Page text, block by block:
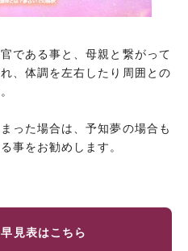
である事と、母親と繋がって
、体調を左右したり周囲との
った場合は、予知夢の場合も
事をお勧めします。
見表はこちら